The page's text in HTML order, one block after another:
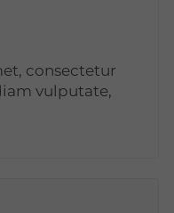
consectetur
vulputate,